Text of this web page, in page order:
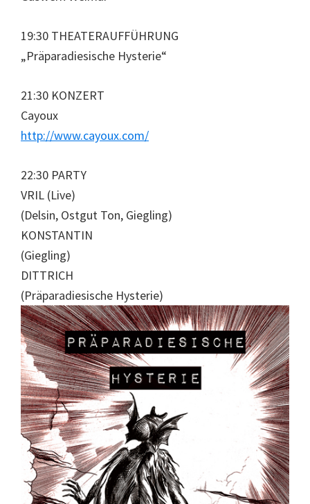
19:30 THEATERAUFFÜHRUNG
„Präparadiesische Hysterie“
21:30 KONZERT
Cayoux
http://www.cayoux.com/
22:30 PARTY
VRIL (Live)
(Delsin, Ostgut Ton, Giegling)
KONSTANTIN
(Giegling)
DITTRICH
(Präparadiesische Hysterie)